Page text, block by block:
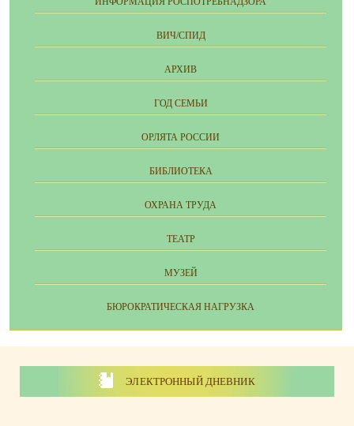
ВИЧ/СПИД
АРХИВ
ГОД СЕМЬИ
ОРЛЯТА РОССИИ
БИБЛИОТЕКА
ОХРАНА ТРУДА
ТЕАТР
МУЗЕЙ
БЮРОКРАТИЧЕСКАЯ НАГРУЗКА
ЭЛЕКТРОННЫЙ ДНЕВНИК